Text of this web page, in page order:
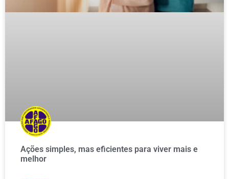
Ações simples, mas eficientes para viver mais e
melhor